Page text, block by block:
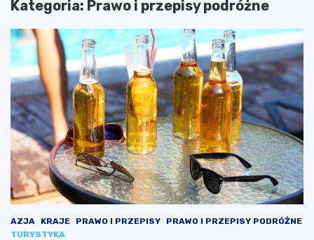
Kategoria: Prawo i przepisy podróżne
AZJA KRAJE PRAWO I PRZEPISY
PRAWO I PRZEPISY PODRÓŻNE
TURYSTYKA